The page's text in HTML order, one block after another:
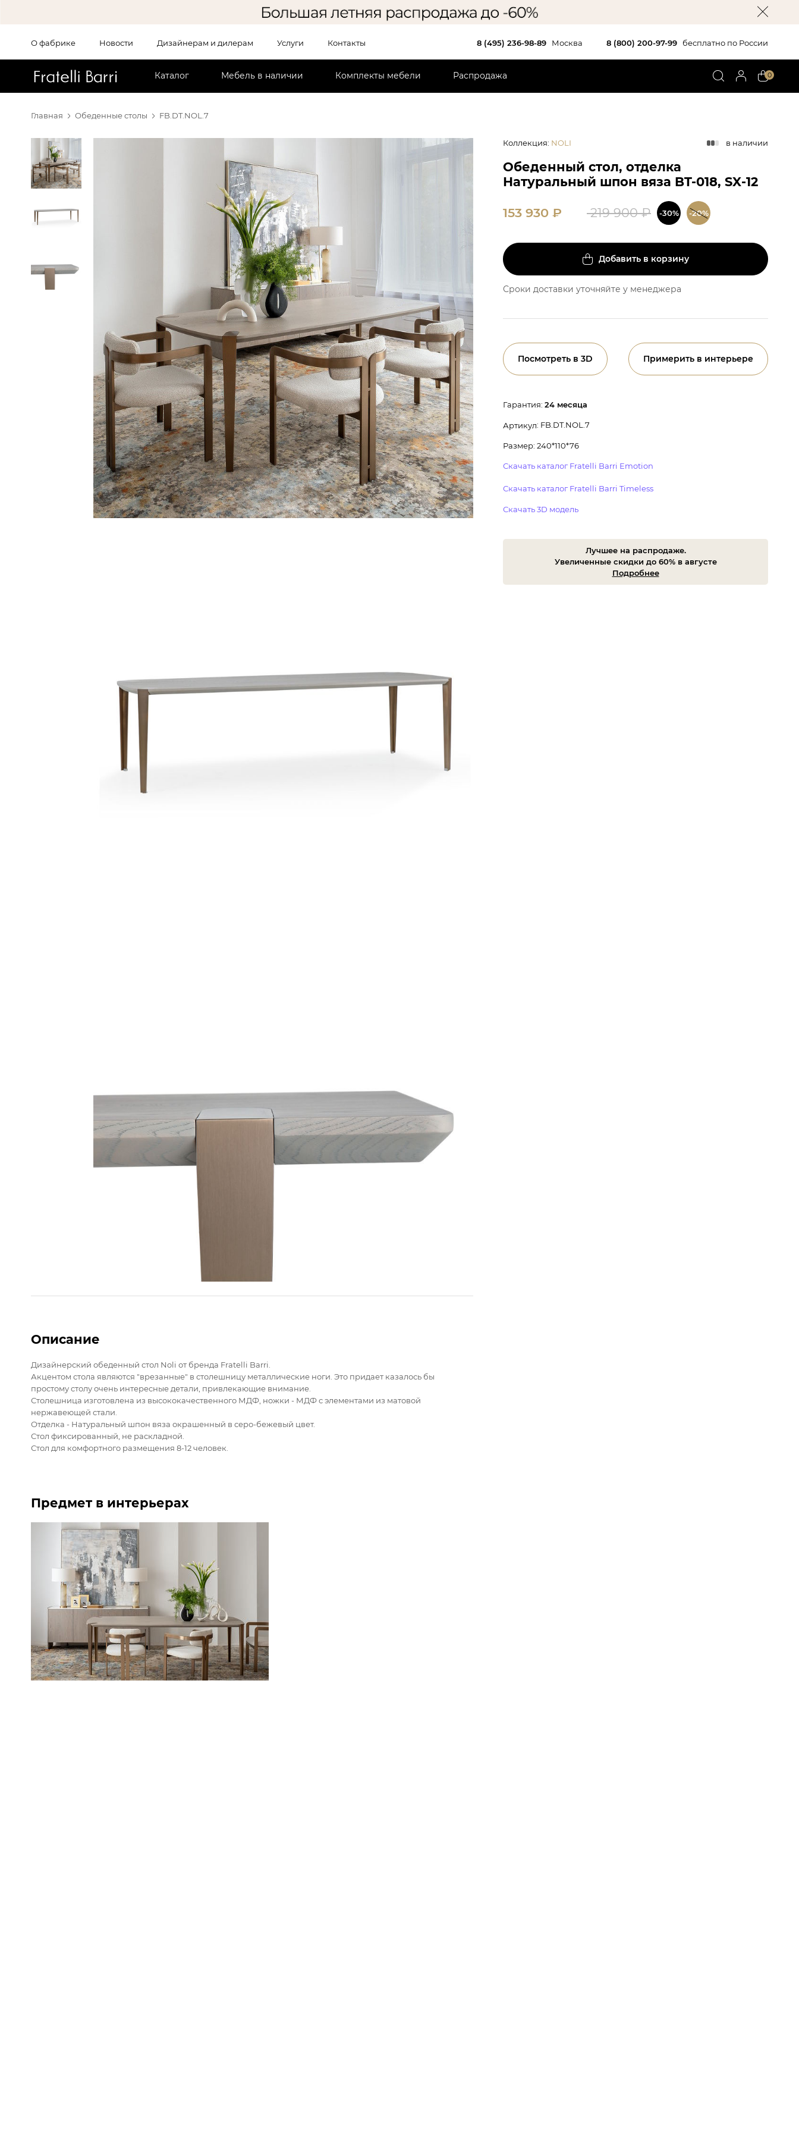
О фабрике Новости Дизайнерам и дилерам Услуги Контакты 8 (495) 236-98-89 Москва 8 (800) 200-97-99 бесплатно по России
Каталог Мебель в наличии Комплекты мебели Распродажа 0
Главная Обеденные столы FB.DT.NOL.7
Коллекция: NOLI в наличии
Обеденный стол, отделка
Натуральный шпон вяза BT-018, SX-12
153 930 ₽ 219 900₽ -30% -20%
Добавить в корзину
Сроки доставки уточняйте у менеджера
Посмотреть в 3D Примерить в интерьере
Гарантия: 24 месяца
Артикул: FB.DT.NOL.7
Размер: 240*110*76
Скачать каталог Fratelli Barri Emotion
Скачать каталог Fratelli Barri Timeless
Скачать 3D модель
Лучшее на распродаже.
Увеличенные скидки до 60% в августе
Подробнее
Описание
Дизайнерский обеденный стол Noli от бренда Fratelli Barri.
Акцентом стола являются "врезанные" в столешницу металлические ноги. Это придает казалось бы
простому столу очень интересные детали, привлекающие внимание.
Столешница изготовлена из высококачественного МДФ, ножки - МДФ с элементами из матовой
нержавеющей стали.
Отделка - Натуральный шпон вяза окрашенный в серо-бежевый цвет.
Стол фиксированный, не раскладной.
Стол для комфортного размещения 8-12 человек.
Предмет в интерьерах